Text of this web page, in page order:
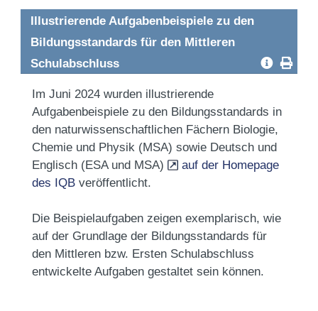
Illustrierende Aufgabenbeispiele zu den
Bildungsstandards für den Mittleren
Schulabschluss
Im Juni 2024 wurden illustrierende
Aufgabenbeispiele zu den Bildungsstandards in
den naturwissenschaftlichen Fächern Biologie,
Chemie und Physik (MSA) sowie Deutsch und
Englisch (ESA und MSA)
auf der Homepage
des IQB veröffentlicht.
Die Beispielaufgaben zeigen exemplarisch, wie
auf der Grundlage der Bildungsstandards für
den Mittleren bzw. Ersten Schulabschluss
entwickelte Aufgaben gestaltet sein können.